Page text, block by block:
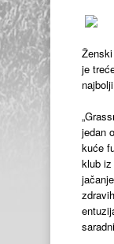
je
jedan
kuće
klub